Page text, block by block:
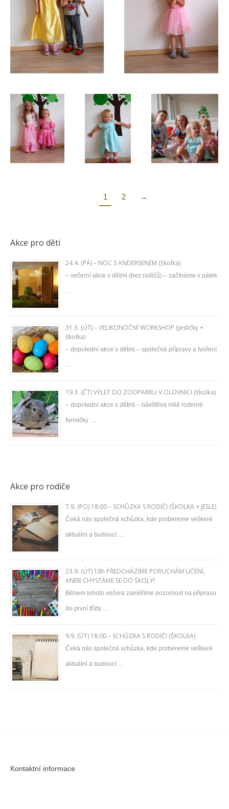
1 2 →
Akce pro děti
24.4. (PÁ) – NOC S ANDERSENEM (školka)
– večerní akce s dětmi (bez rodičů) – začínáme v pátek
…
31.3. (ÚT) – VELIKONOČNÍ WORKSHOP (jesličky +
školka)
– dopolední akce s dětmi – společné přípravy a tvoření
…
19.3. (ČT) VÝLET DO ZOOPARKU V OLOVNICI (školka)
– dopolední akce s dětmi – návštěva milé rodinné
farmičky …
Akce pro rodiče
7.9. (PO) 18:00 – SCHŮZKA S RODIČI (ŠKOLKA + JESLE)
Čeká nás společná schůzka, kde probereme veškeré
aktuální a budoucí …
23.9. (ÚT) 18h PŘEDCHÁZÍME PORUCHÁM UČENÍ,
ANEB CHYSTÁME SE DO ŠKOLY!
Během tohoto večera zaměříme pozornost na přípravu
do první třídy …
9.9. (ÚT) 18:00 – SCHŮZKA S RODIČI (ŠKOLKA)
Čeká nás společná schůzka, kde probereme veškeré
aktuální a budoucí …
Kontaktní informace